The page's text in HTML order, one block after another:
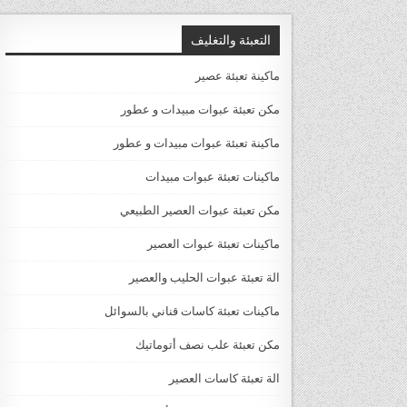
التعبئة والتغليف
ماكينة تعبئة عصير
مكن تعبئة عبوات مبيدات و عطور
ماكينة تعبئة عبوات مبيدات و عطور
ماكينات تعبئة عبوات مبيدات
مكن تعبئة عبوات العصير الطبيعي
ماكينات تعبئة عبوات العصير
الة تعبئة عبوات الحليب والعصير
ماكينات تعبئة كاسات قناني بالسوائل
مكن تعبئة علب نصف أتوماتيك
الة تعبئة كاسات العصير